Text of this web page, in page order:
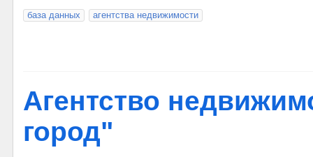
база данных агентства недвижимости
Агентство
город"